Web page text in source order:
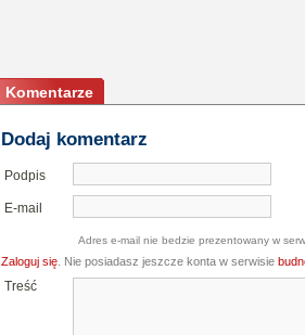
Komentarze
Dodaj komentarz
Podpis
E-mail
Adres e-mail nie bedzie prezentowany w
Zaloguj się . Nie posiadasz jeszcze konta w serwisie
Treść